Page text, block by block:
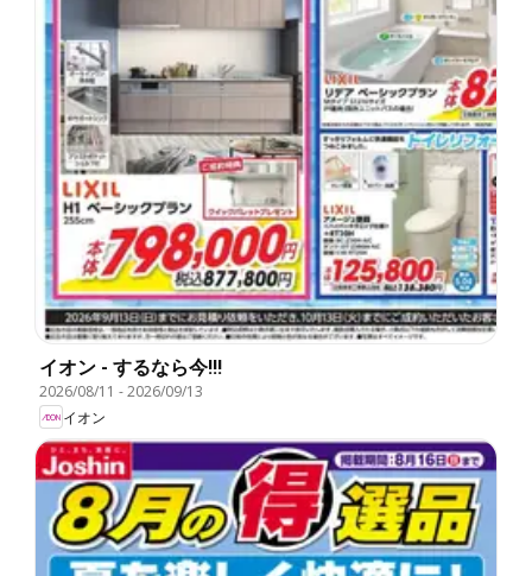
イオン - するなら今!!!
2026/08/11 -2026/09/13
イオン